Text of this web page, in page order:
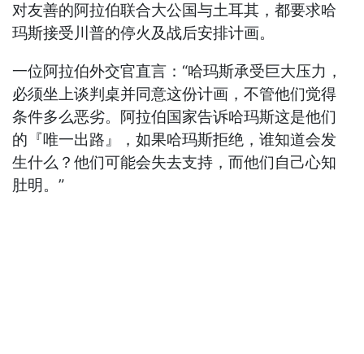
对友善的阿拉伯联合大公国与土耳其，都要求哈
玛斯接受川普的停火及战后安排计画。
一位阿拉伯外交官直言：“哈玛斯承受巨大压力，
必须坐上谈判桌并同意这份计画，不管他们觉得
条件多么恶劣。阿拉伯国家告诉哈玛斯这是他们
的『唯一出路』，如果哈玛斯拒绝，谁知道会发
生什么？他们可能会失去支持，而他们自己心知
肚明。”